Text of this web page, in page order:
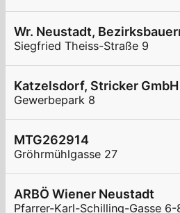
Wr. Neustadt,
Siegfried Theiss-Straße 9
Katzelsdorf, Stricker GmbH
Gewerbepark 8
MTG262914
Gröhrmühlgasse 27
ARBÖ Wiener Neustadt
Pfarrer-Karl-Schilling-Gasse 6-